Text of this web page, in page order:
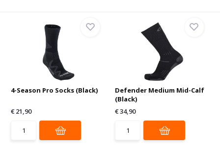
4-Season Pro Socks (Black)
€ 21,90
Defender Medium Mid-Calf
(Black)
€ 34,90